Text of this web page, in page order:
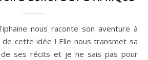
de cette idée ! Elle nous transmet sa
ses récits et je ne sais pas pour